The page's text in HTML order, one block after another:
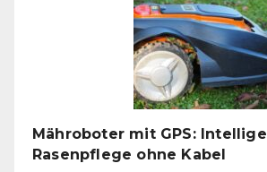
wieder
gefragt
sind
Mähroboter mit GPS:
Rasenpflege ohne Kabel